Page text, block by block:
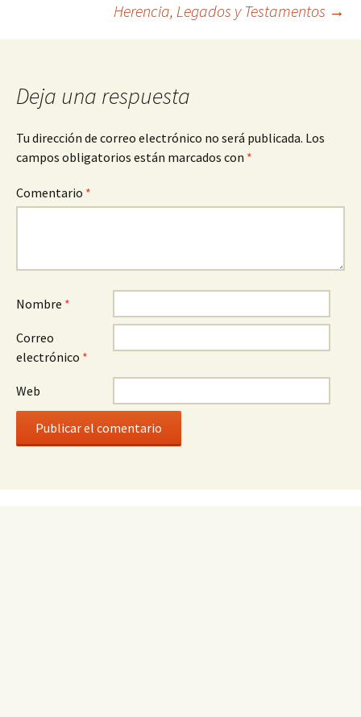
entradas
Herencia, Legados y Testamentos →
Deja una respuesta
Tu dirección de correo electrónico no será publicada. Los
campos obligatorios están marcados con *
Comentario *
Nombre *
Correo
electrónico *
Web